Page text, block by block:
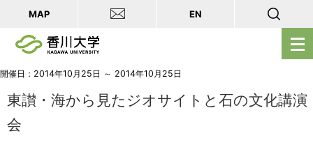
メ
ニ
ー
MAP EN
開催日：2014年10月25日 ～ 2014年10月25日
東讃・海から見たジオサイトと石の文化講演
会